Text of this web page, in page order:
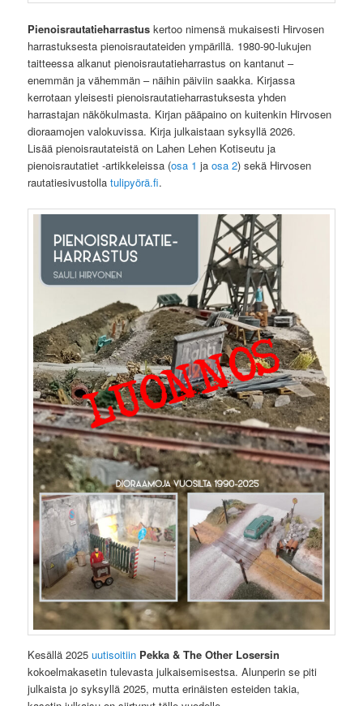
Pienoisrautatieharrastus kertoo nimensä mukaisesti Hirvosen
harrastuksesta pienoisrautateiden ympärillä. 1980-90-lukujen
taitteessa alkanut pienoisrautatieharrastus on kantanut –
enemmän ja vähemmän – näihin päiviin saakka. Kirjassa
kerrotaan yleisesti pienoisrautatieharrastuksesta yhden
harrastajan näkökulmasta. Kirjan pääpaino on kuitenkin Hirvosen
dioraamojen valokuvissa. Kirja julkaistaan syksyllä 2026.
Lisää pienoisrautateistä on Lahen Lehen Kotiseutu ja
pienoisrautatiet -artikkeleissa (osa 1 jaosa 2) sekä Hirvosen
rautatiesivustollatulipyörä.fi.
Kesällä 2025uutisoitiin Pekka & The Other Losersin
kokoelmakasetin tulevasta julkaisemisestsa. Alunperin se piti
julkaista jo syksyllä 2025, mutta erinäisten esteiden takia,